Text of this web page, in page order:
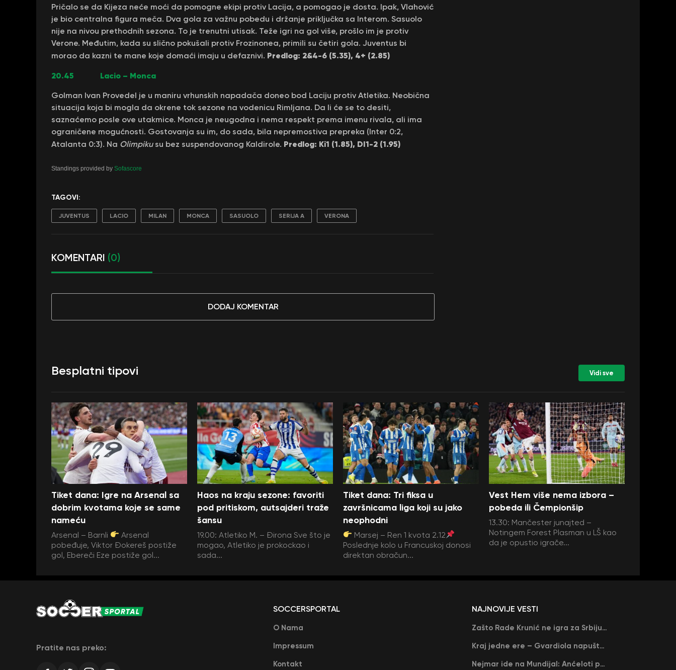
Pričalo se da Kijeza neće moći da pomogne ekipi protiv Lacija, a pomogao je dosta. Ipak, Vlahović
je bio centralna figura meča. Dva gola za važnu pobedu i držanje priključka sa Interom. Sasuolo
nije na nivou prethodnih sezona. To je trenutni utisak. Teže igri na gol više, prošlo im je protiv
Verone. Međutim, kada su slično pokušali protiv Frozinonea, primili su četiri gola. Juventus bi
morao da kazni te mane koje domaći imaju u defaznivi. Predlog: 2&4-6 (5.35), 4+ (2.85)
20.45 Lacio – Monca
Golman Ivan Provedel je u maniru vrhunskih napadača doneo bod Laciju protiv Atletika. Neobična
situacija koja bi mogla da okrene tok sezone na vodenicu Rimljana. Da li će se to desiti,
saznaćemo posle ove utakmice. Monca je neugodna i nema respekt prema imenu rivala, ali ima
ograničene mogućnosti. Gostovanja su im, do sada, bila nepremostiva prepreka (Inter 0:2,
Atalanta 0:3). Na Olimpikusu bez suspendovanog Kaldirole. Predlog: Ki1 (1.85), DI1-2 (1.95)
Standings provided by Sofascore
TAGOVI:
JUVENTUS LACIO MILAN MONCA SASUOLO SERIJA A VERONA
KOMENTARI (0)
DODAJ KOMENTAR
Besplatni tipovi Vidi sve
Tiket dana: Igre na Arsenal sa
dobrim kvotama koje se same
nameću
Arsenal – Barnli
Arsenal
pobeđuje, Viktor Đokereš postiže
gol, Ebereči Eze postiže gol...
Haos na kraju sezone: favoriti
pod pritiskom, autsajderi traže
šansu
19.00: Atletiko M. – Đirona Sve što je
mogao, Atletiko je prokockao i
sada...
Tiket dana: Tri fiksa u
završnicama liga koji su jako
neophodni
Marsej – Ren 1 kvota 2.12
Poslednje kolo u Francuskoj donosi
direktan obračun...
Vest Hem više nema izbora –
pobeda ili Čempionšip
13.30: Mančester junajted –
Notingem Forest Plasman u LŠ kao
da je opustio igrače...
Pratite nas preko:
SOCCERSPORTAL
O Nama
Impressum
Kontakt
NAJNOVIJE VESTI
Zašto Rade Krunić ne igra za Srbiju? “Iako su mi obećali, niko me nije zvao…”
Kraj jedne ere – Gvardiola napušta Siti na kraju sezone, menja ga njegov nekadašnji rival
Nejmar ide na Mundijal: Anćeloti pročitao njegovo ime, Brazil u delirijumu (VIDEO)